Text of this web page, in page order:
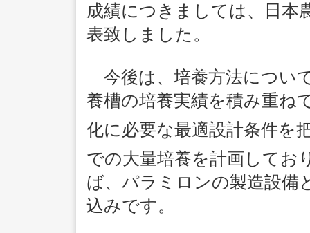
成績につきましては、日本
表致しました。
今後は、培養方法につい
養槽の培養実績を積み重ね
化に必要な最適設計条件を
での大量培養を計画してお
ば、パラミロンの製造設備
込みです。